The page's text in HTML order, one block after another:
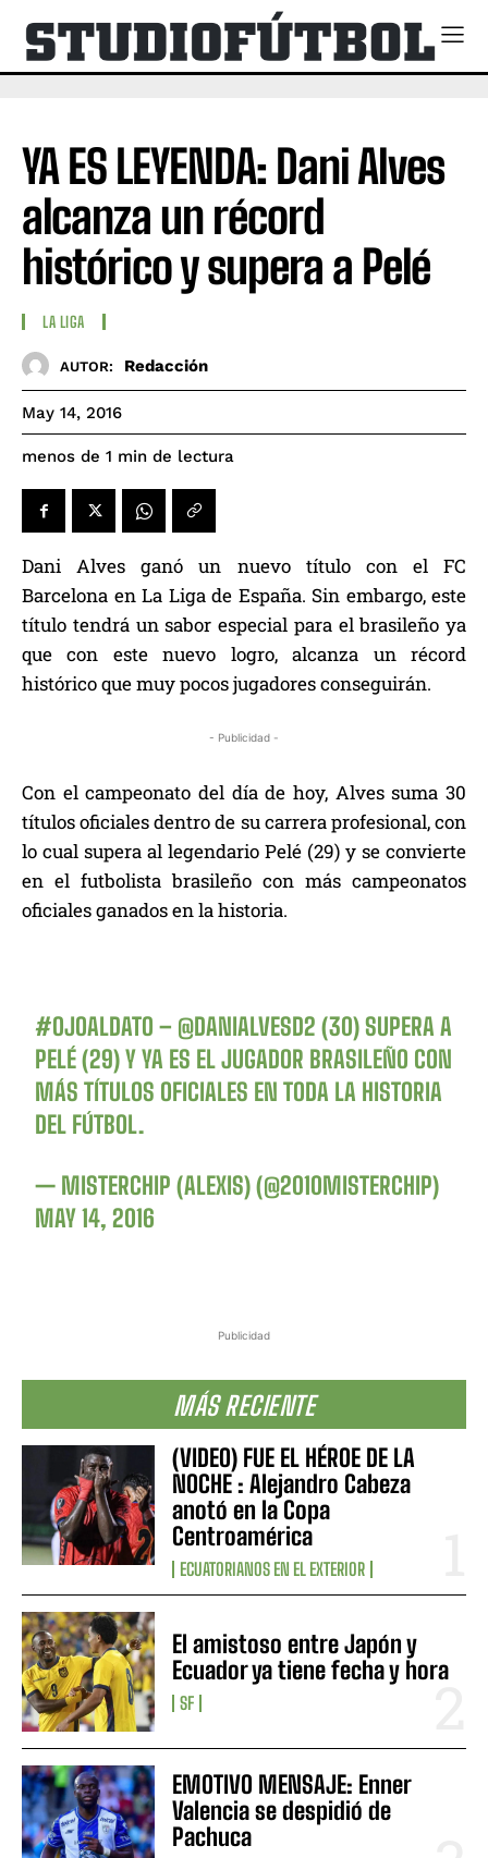
Publicidad
MÁS RECIENTE
(VIDEO) FUE EL HÉROE DE LA
NOCHE : Alejandro Cabeza
anotó en la Copa
Centroamérica
ECUATORIANOS EN EL EXTERIOR
El amistoso entre Japón y
Ecuador ya tiene fecha y hora
SF
EMOTIVO MENSAJE: Enner
Valencia se despidió de
Pachuca
YA ES LEYENDA: Dani Alves
alcanza un récord
histórico y supera a Pelé
LA LIGA
AUTOR: Redacción
May 14, 2016
menos de 1 min de lectura
Dani Alves ganó un nuevo título con el FC
Barcelona en La Liga de España. Sin embargo, este
título tendrá un sabor especial para el brasileño ya
que con este nuevo logro, alcanza un récord
histórico que muy pocos jugadores conseguirán.
- Publicidad -
Con el campeonato del día de hoy, Alves suma 30
títulos oficiales dentro de su carrera profesional, con
lo cual supera al legendario Pelé (29) y se convierte
en el futbolista brasileño con más campeonatos
oficiales ganados en la historia.
#OJOALDATO – @DANIALVESD2 (30) SUPERA A
PELÉ (29) Y YA ES EL JUGADOR BRASILEÑO CON
MÁS TÍTULOS OFICIALES EN TODA LA HISTORIA
DEL FÚTBOL.
— MISTERCHIP (ALEXIS) (@2010MISTERCHIP)
MAY 14, 2016